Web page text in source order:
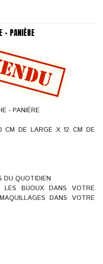
- PANIÈRE
- PANIÈRE
CM DE LARGE X 12 CM DE
DU QUOTIDIEN
BIJOUX DANS VOTRE
DANS VOTRE